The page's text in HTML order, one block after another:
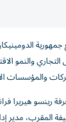
والنمو
والمؤسسات
هيريرا
مدير